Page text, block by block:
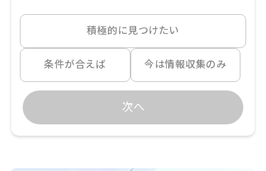
積極的に見つけたい
条件が合えば 今は情報収集のみ
次へ